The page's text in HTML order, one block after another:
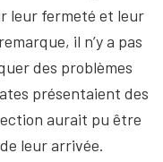
leur fermeté et leur
il n’y a pas
des problèmes
présentaient des
aurait pu être
leur arrivée.